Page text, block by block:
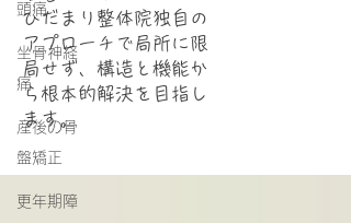
頭痛
坐骨神経
痛
産後の骨
盤矯正
更年期障
ひだまり整体院独自の
アプローチで局所に限
局せず、構造と機能か
ら根本的解決を目指し
ます。